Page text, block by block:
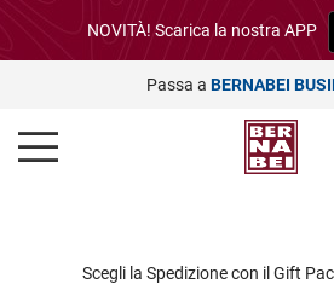
NOVITÀ! Scarica la nostra APP
Passa a BERNABEI
Scegli la Spedizione con il Gift